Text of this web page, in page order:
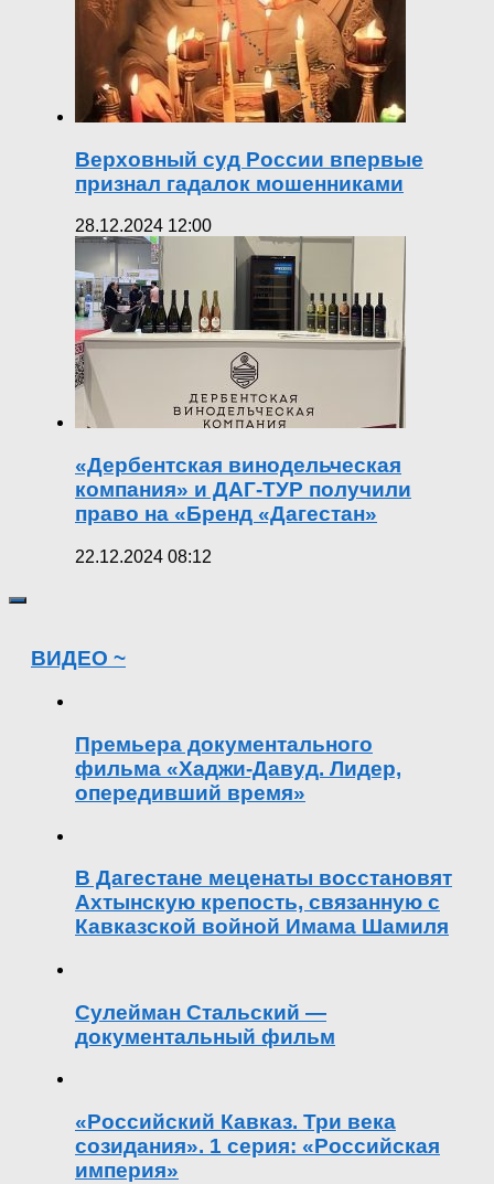
Верховный суд России впервые
признал гадалок мошенниками
28.12.2024 12:00
«Дербентская винодельческая
компания» и ДАГ-ТУР получили
право на «Бренд «Дагестан»
22.12.2024 08:12
ВИДЕО ~
Премьера документального
фильма «Хаджи-Давуд. Лидер,
опередивший время»
В Дагестане меценаты восстановят
Ахтынскую крепость, связанную с
Кавказской войной Имама Шамиля
Сулейман Стальский —
документальный фильм
«Российский Кавказ. Три века
созидания». 1 серия: «Российская
империя»